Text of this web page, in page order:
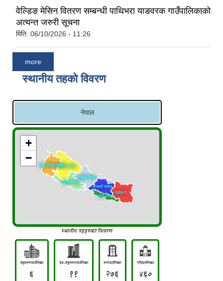
वेल्डिङ मेसिन वितरण सम्बन्धी पाथिभरा याङवरक गाउँपालिकाको
अत्यन्त जरुरी सूचना
मिति: 06/10/2026 - 11:26
more
स्थानीय तहको विवरण